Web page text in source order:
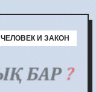
ЧЕЛОВЕК И ЗАКОН